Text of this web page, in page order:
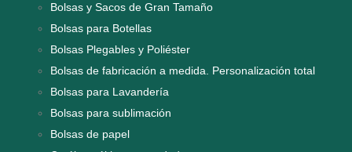
Bolsas y Sacos de Gran Tamaño
Bolsas para Botellas
Bolsas Plegables y Poliéster
Bolsas de fabricación a medida. Personalización total
Bolsas para Lavandería
Bolsas para sublimación
Bolsas de papel